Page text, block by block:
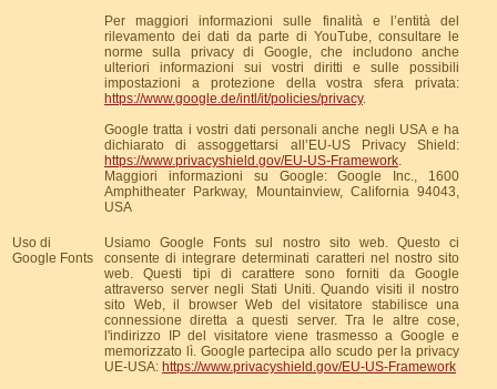
Per maggiori informazioni sulle finalità e l’entità del
rilevamento dei dati da parte di YouTube, consultare le
norme sulla privacy di Google, che includono anche
ulteriori informazioni sui vostri diritti e sulle possibili
impostazioni a protezione della vostra sfera privata:
https://www.google.de/intl/it/policies/privacy.
Google tratta i vostri dati personali anche negli USA e ha
dichiarato di assoggettarsi all’EU-US Privacy Shield:
https://www.privacyshield.gov/EU-US-Framework.
Maggiori informazioni su Google: Google Inc., 1600
Amphitheater Parkway, Mountainview, California 94043,
USA
Uso di
Google Fonts
Usiamo Google Fonts sul nostro sito web. Questo ci
consente di integrare determinati caratteri nel nostro sito
web. Questi tipi di carattere sono forniti da Google
attraverso server negli Stati Uniti. Quando visiti il nostro
sito Web, il browser Web del visitatore stabilisce una
connessione diretta a questi server. Tra le altre cose,
l'indirizzo IP del visitatore viene trasmesso a Google e
memorizzato lì. Google partecipa allo scudo per la privacy
UE-USA: https://www.privacyshield.gov/EU-US-Framework